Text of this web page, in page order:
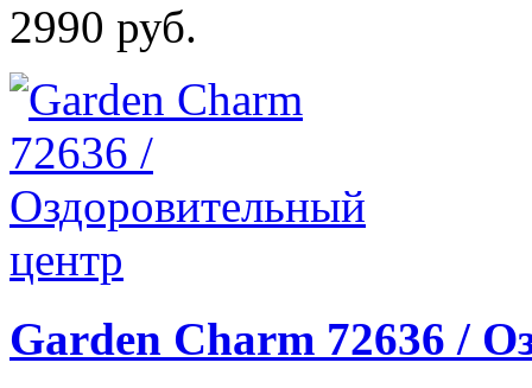
2990 руб.
Garden Charm 72636 /